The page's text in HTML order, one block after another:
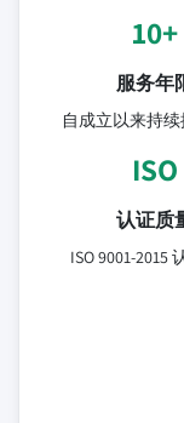
10+
服务年
自成立以来持
ISO
认证质
ISO 9001-2015